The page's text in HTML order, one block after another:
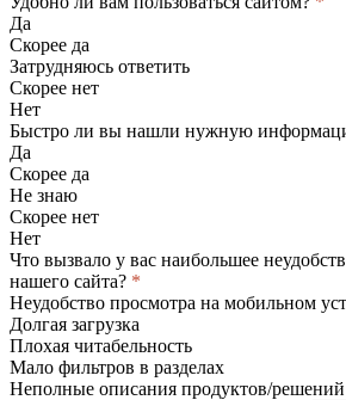
Да
Скорее да
Затрудняюсь ответить
Скорее нет
Нет
Быстро ли вы нашли нужную
Да
Скорее да
Не знаю
Скорее нет
Нет
Что вызвало у вас наибольшее
нашего сайта? *
Неудобство просмотра на мобильном
Долгая загрузка
Плохая читабельность
Мало фильтров в разделах
Неполные описания продуктов/решений